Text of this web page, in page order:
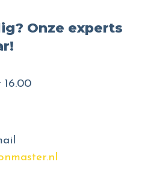
Onze experts